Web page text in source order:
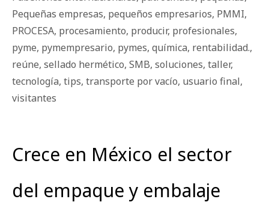
Pequeñas empresas, pequeños empresarios, PMMI,
PROCESA, procesamiento, producir, profesionales,
pyme, pymempresario, pymes, química, rentabilidad.,
reúne, sellado hermético, SMB, soluciones, taller,
tecnología, tips, transporte por vacío, usuario final,
visitantes
Crece en México el sector
del empaque y embalaje